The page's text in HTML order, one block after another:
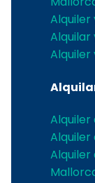
Alquiler
Alquilar
Alquiler
Alquiler